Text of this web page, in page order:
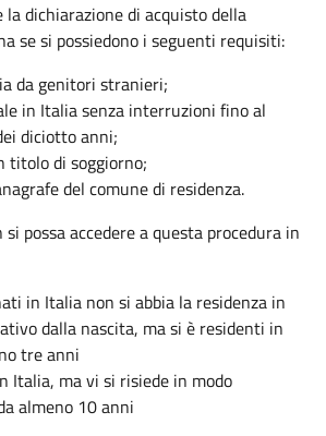
la dichiarazione di acquisto della
se si possiedono i seguenti requisiti:
da genitori stranieri;
in Italia senza interruzioni fino al
diciotto anni;
titolo di soggiorno;
del comune di residenza.
possa accedere a questa procedura in
in Italia non si abbia la residenza in
dalla nascita, ma si è residenti in
tre anni
Italia, ma vi si risiede in modo
almeno 10 anni